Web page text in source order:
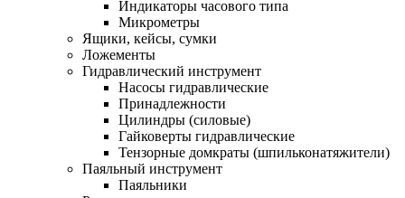
Индикаторы часового типа
Микрометры
Ящики, кейсы, сумки
Ложементы
Гидравлический инструмент
Насосы гидравлические
Принадлежности
Цилиндры (силовые)
Гайковерты гидравлические
Тензорные домкраты (шпильконатяжители)
Паяльный инструмент
Паяльники